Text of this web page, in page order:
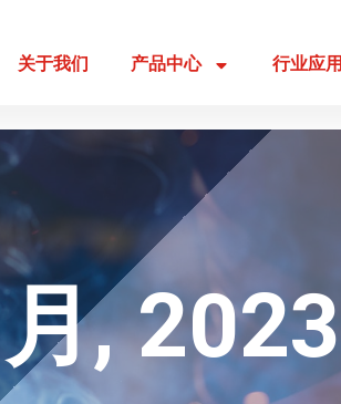
关于我们 产品中心 行业应用
, 2023